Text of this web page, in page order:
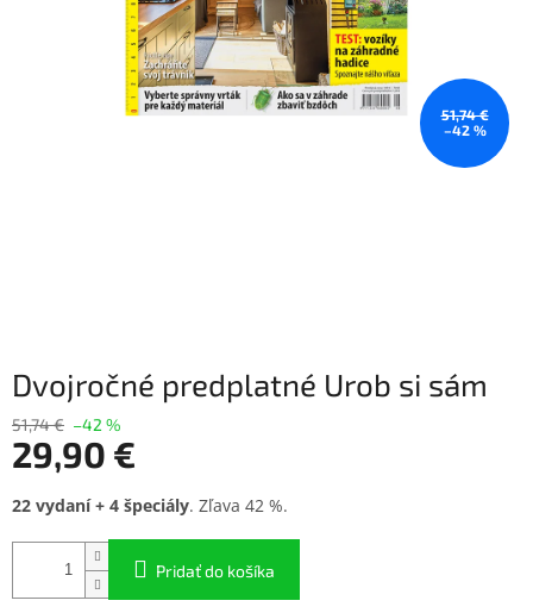
51,74 €
–42 %
Dvojročné predplatné Urob si sám
51,74 € –42 %
29,90 €
cena:
22 vydaní + 4 špeciály. Zľava 42 %.
Pridať do košíka